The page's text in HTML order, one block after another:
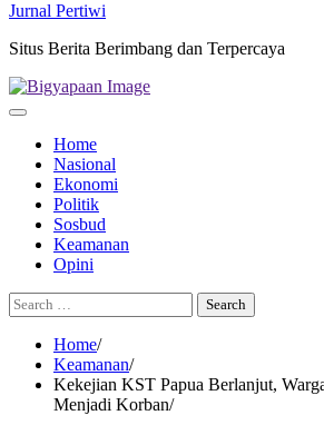
Jurnal Pertiwi
Situs Berita Berimbang dan Terpercaya
Home
Nasional
Ekonomi
Politik
Sosbud
Keamanan
Opini
Search
for:
Home
Keamanan
Kekejian KST Papua Berlanjut,
Menjadi Korban